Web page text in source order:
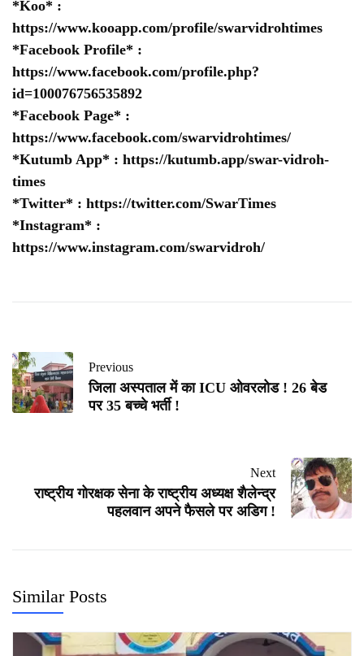
*Koo* :
https://www.kooapp.com/profile/swarvidrohtimes
*Facebook Profile* :
https://www.facebook.com/profile.php?
id=100076756535892
*Facebook Page* :
https://www.facebook.com/swarvidrohtimes/
*Kutumb App* : https://kutumb.app/swar-vidroh-
times
*Twitter* : https://twitter.com/SwarTimes
*Instagram* :
https://www.instagram.com/swarvidroh/
Previous
जिला अस्पताल में का ICU ओवरलोड ! 26 बेड
पर 35 बच्चे भर्ती !
Next
राष्ट्रीय गोरक्षक सेना के राष्ट्रीय अध्यक्ष शैलेन्द्र
पहलवान अपने फैसले पर अडिग !
Similar Posts